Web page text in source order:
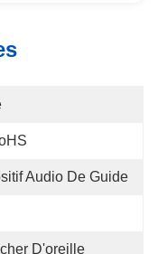
Audio De Guide
D'oreille